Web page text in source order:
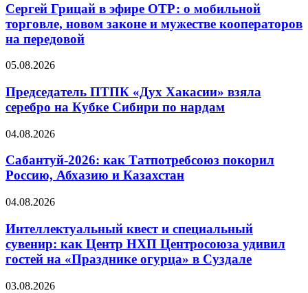
Сергей Грицай в эфире ОТР: о мобильной
торговле, новом законе и мужестве кооператоров
на передовой
05.08.2026
Председатель ПТПК «Дух Хакасии» взяла
серебро на Кубке Сибири по нардам
04.08.2026
Сабантуй-2026: как Татпотребсоюз покорил
Россию, Абхазию и Казахстан
04.08.2026
Интеллектуальный квест и специальный
сувенир: как Центр НХП Центросоюза удивил
гостей на «Празднике огурца» в Суздале
03.08.2026